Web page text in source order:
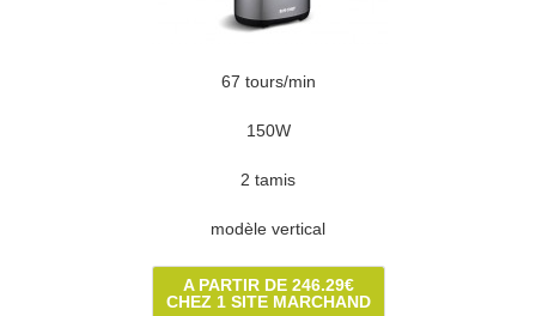
67 tours/min
150W
2 tamis
modèle vertical
A PARTIR DE 246.29€
CHEZ 1 SITE MARCHAND